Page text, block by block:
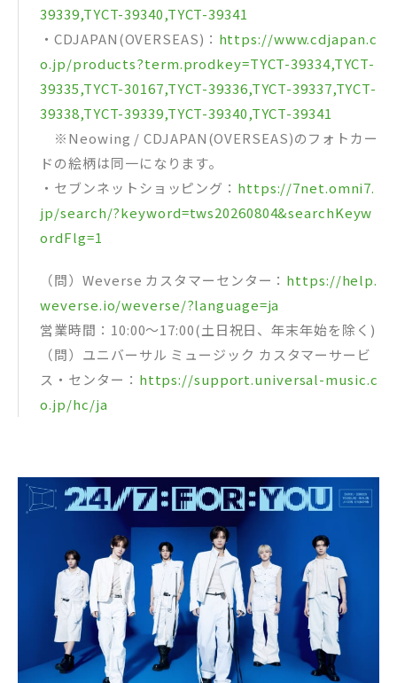
39339,TYCT-39340,TYCT-39341
・CDJAPAN(OVERSEAS)： https://www.cdjapan.c
o.jp/products?term.prodkey=TYCT-39334,TYCT-
39335,TYCT-30167,TYCT-39336,TYCT-39337,TYCT-
39338,TYCT-39339,TYCT-39340,TYCT-39341
※Neowing / CDJAPAN(OVERSEAS)のフォトカー
ドの絵柄は同一になります。
・セブンネットショッピング： https://7net.omni7.
jp/search/?keyword=tws20260804&searchKeyw
ordFlg=1
（問）Weverse カスタマーセンター： https://help.
weverse.io/weverse/?language=ja
営業時間：10:00～17:00(土日祝日、年末年始を除く)
（問）ユニバーサル ミュージック カスタマーサービ
ス・センター： https://support.universal-music.c
o.jp/hc/ja